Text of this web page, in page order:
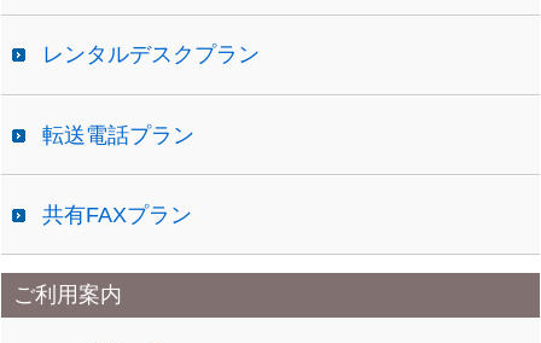
レンタルデスクプラン
転送電話プラン
共有FAXプラン
ご利用案内